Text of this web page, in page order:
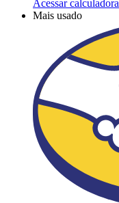
Acessar calculadora
Mais usado